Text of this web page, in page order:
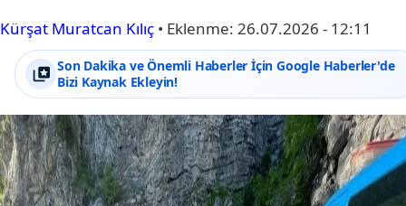
Kürşat Muratcan Kılıç • Eklenme: 26.07.2026 - 12:11
Son Dakika ve Önemli Haberler İçin Google Haberler'de
Bizi Kaynak Ekleyin!